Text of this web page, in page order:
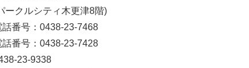
ークルシティ木更津8階)
番号：0438-23-7468
番号：0438-23-7428
23-9338